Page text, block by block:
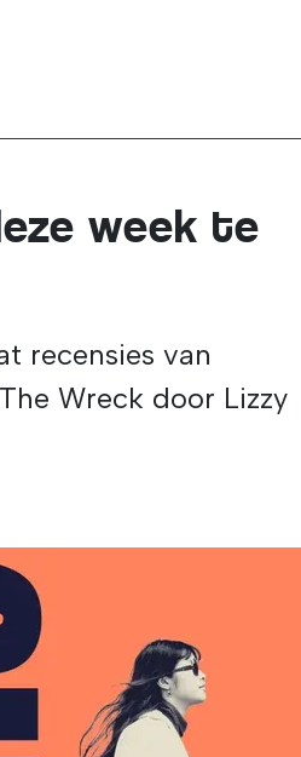
week te
recensies van
Wreck door Lizzy